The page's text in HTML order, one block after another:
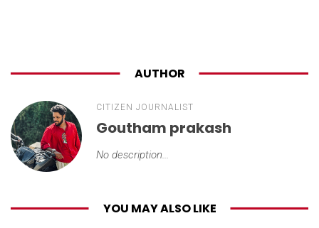
AUTHOR
CITIZEN JOURNALIST
Goutham prakash
No description...
YOU MAY ALSO LIKE